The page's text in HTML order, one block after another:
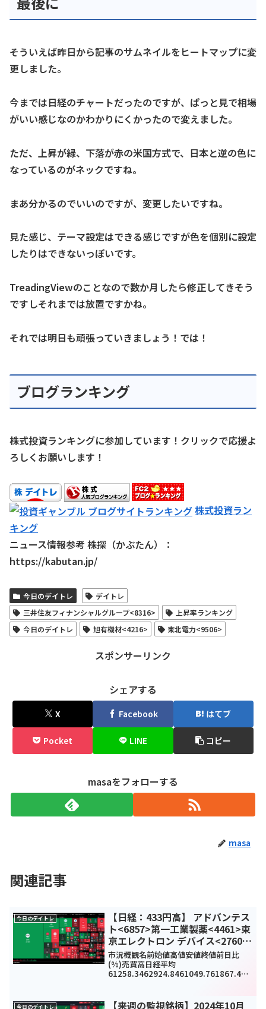
そういえば昨日から記事のサムネイルをヒートマップに変
更しました。
今までは日経のチャートだったのですが、ぱっと見で相場
がいい感じなのかわかりにくかったので変えました。
ただ、上昇が緑、下落が赤の米国方式で、日本と逆の色に
なっているのがネックですね。
まあ分かるのでいいのですが、変更したいですね。
見た感じ、テーマ設定はできる感じですが色を個別に設定
したりはできないっぽいです。
TreadingViewのことなので数か月したら修正してきそう
ですしそれまでは放置ですかね。
それでは明日も頑張っていきましょう！では！
ブログランキング
株式投資ランキングに参加しています！クリックで応援よ
ろしくお願いします！
株式投資ラン
キング
ニュース情報参考 株探（かぶたん）：
https://kabutan.jp/
今日のデイトレ
デイトレ
三井住友フィナンシャルグループ<8316>
上昇率ランキング
今日のデイトレ
旭有機材<4216> 東北電力<9506>
スポンサーリンク
シェアする
X Facebook はてブ
Pocket LINE コピー
masaをフォローする
masa
関連記事
今日のデイトレ
【日経：433円高】 アドバンテス
ト<6857>第一工業製薬<4461>東
京エレクトロン デバイス<2760>
今日のデイトレ7月30日
市況概観名前始値高値安値終値前日比
(%)売買高日経平均
61258.3462924.8461049.761867.434
今日のデイトレ
【来週の監視銘柄】2024年10月